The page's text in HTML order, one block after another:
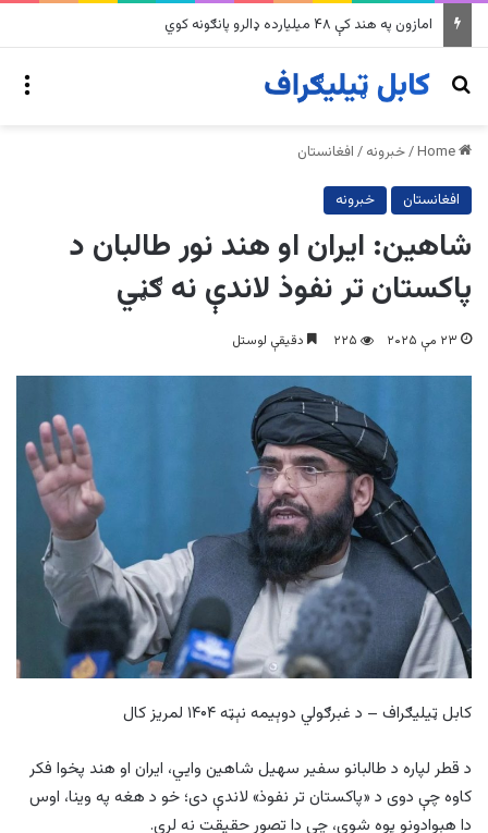
په وینزویلا کې زورورو زلزلو پراخ زیانونه اړولي
Search for
/خبرونه / افغانستان
افغانستان خبرونه
شاهین: ایران او هند نور طالبان د
پاکستان تر نفوذ لاندې نه ګڼي
۲۳ مې ۲۰۲۵ ۲۲۵ دقیقې لوستل
کابل ټیلیګراف – د غبرګولي دوېیمه نېټه ۱۴۰۴ لمریز کال
د قطر لپاره د طالبانو سفیر سهیل شاهین وایي، ایران او هند پخوا فکر
کاوه چې دوی د «پاکستان تر نفوذ» لاندې دی؛ خو د هغه په وینا، اوس
دا هېوادونو پوه شوي، چې دا تصور حقیقت نه لري.